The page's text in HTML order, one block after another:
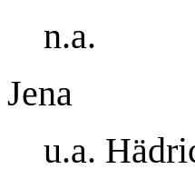
n.a.
Jena
u.a.